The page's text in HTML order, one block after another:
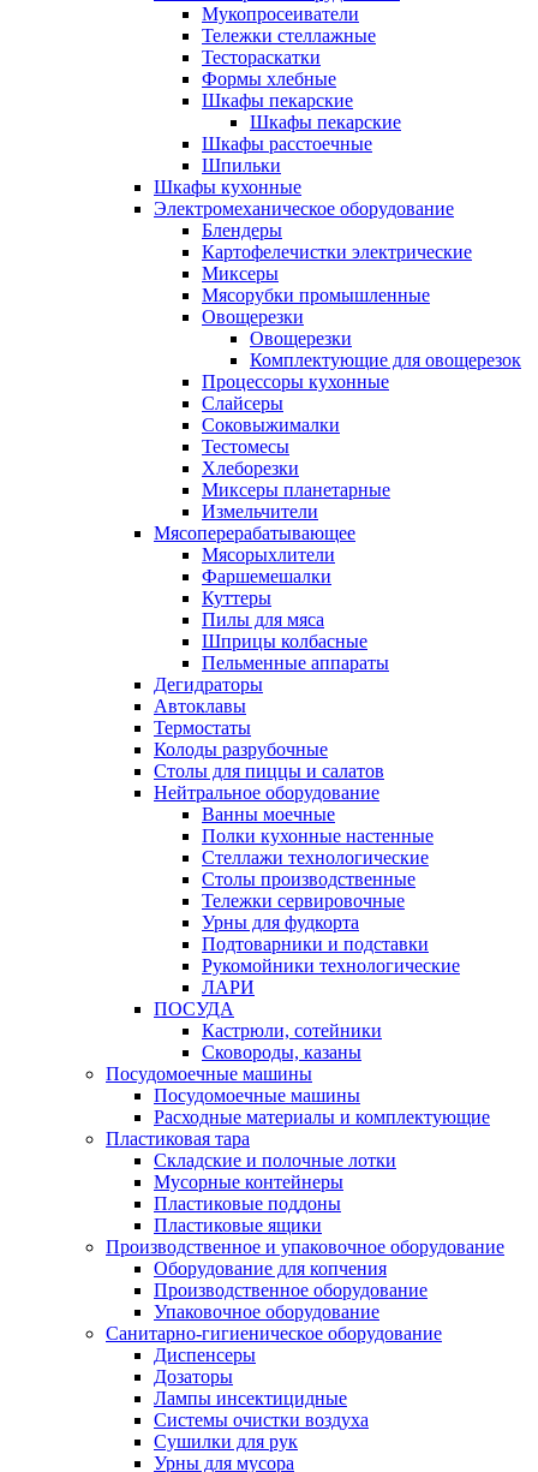
Мукопросеиватели
Тележки стеллажные
Тестораскатки
Формы хлебные
Шкафы пекарские
Шкафы пекарские
Шкафы расстоечные
Шпильки
Шкафы кухонные
Электромеханическое оборудование
Блендеры
Картофелечистки электрические
Миксеры
Мясорубки промышленные
Овощерезки
Овощерезки
Комплектующие для овощерезок
Процессоры кухонные
Слайсеры
Соковыжималки
Тестомесы
Хлеборезки
Миксеры планетарные
Измельчители
Мясоперерабатывающее
Мясорыхлители
Фаршемешалки
Куттеры
Пилы для мяса
Шприцы колбасные
Пельменные аппараты
Дегидраторы
Автоклавы
Термостаты
Колоды разрубочные
Столы для пиццы и салатов
Нейтральное оборудование
Ванны моечные
Полки кухонные настенные
Стеллажи технологические
Столы производственные
Тележки сервировочные
Урны для фудкорта
Подтоварники и подставки
Рукомойники технологические
ЛАРИ
ПОСУДА
Кастрюли, сотейники
Сковороды, казаны
Посудомоечные машины
Посудомоечные машины
Расходные материалы и комплектующие
Пластиковая тара
Складские и полочные лотки
Мусорные контейнеры
Пластиковые поддоны
Пластиковые ящики
Производственное и упаковочное оборудование
Оборудование для копчения
Производственное оборудование
Упаковочное оборудование
Санитарно-гигиеническое оборудование
Диспенсеры
Дозаторы
Лампы инсектицидные
Системы очистки воздуха
Сушилки для рук
Урны для мусора